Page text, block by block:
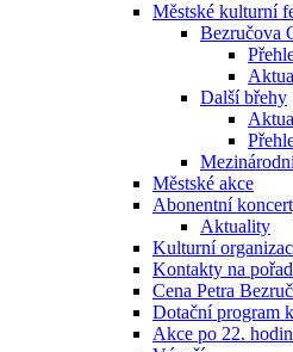
Městské kulturní
Bezručova
Další břehy
Městské akce
Abonentní
Aktuality
Kulturní
Kontakty na
Cena Petra
Dotační program
Akce po 22.